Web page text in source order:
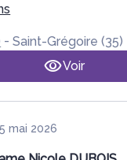
-Saint-Grégoire (35)
Voir
mai 2026